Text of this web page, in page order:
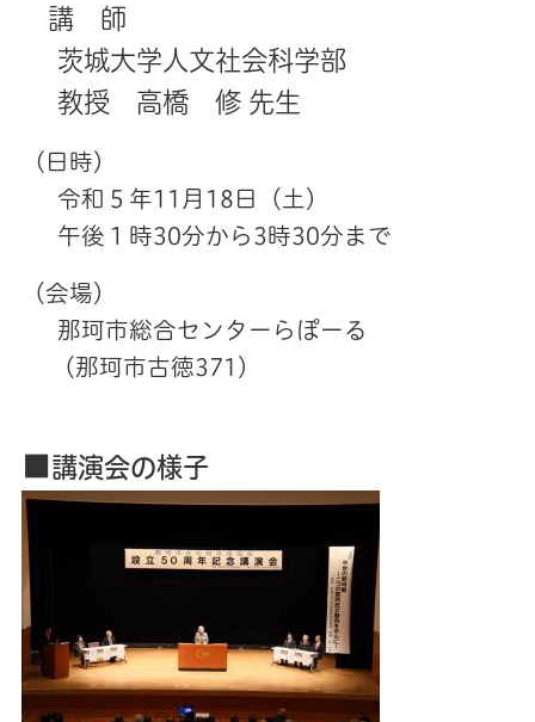
講 師
茨城大学人文社会科学部
教授 高橋 修 先生
(日時)
令和５年11月18日（土）
午後１時30分から3時30分まで
（会場）
那珂市総合センターらぽーる
（那珂市古徳371）
講演会の様子